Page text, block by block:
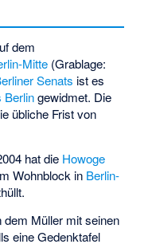
dem
Mitte (Grablage:
Senats ist es
Berlingewidmet. Die
übliche Frist von
hat die Howoge
Wohnblock in Berlin-
Müller mit seinen
eine Gedenktafel